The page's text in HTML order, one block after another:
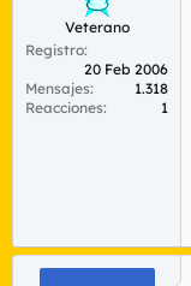
Veterano
Registro
20 Feb 2006
Mensajes
1.318
Reacciones
1